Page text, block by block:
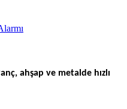
ahşap ve metalde hızlı